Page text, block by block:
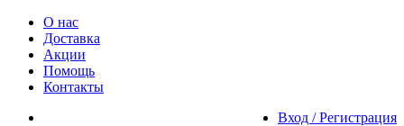
О нас
Доставка
Акции
Помощь
Контакты
Вход / Регистрация